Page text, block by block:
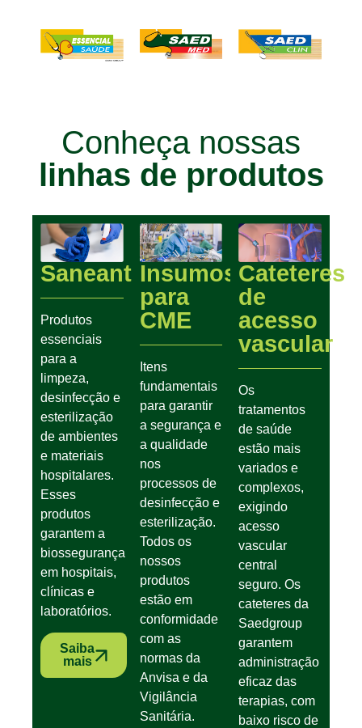
Conheça nossas
linhas de produtos
Saneantes
Produtos
essenciais
para a
limpeza,
desinfecção e
esterilização
de ambientes
e materiais
hospitalares.
Esses
produtos
garantem a
biossegurança
em hospitais,
clínicas e
laboratórios.
Saiba
mais
Insumos
para
CME
Itens
fundamentais
para garantir
a segurança e
a qualidade
nos
processos de
desinfecção e
esterilização.
Todos os
nossos
produtos
estão em
conformidade
com as
normas da
Anvisa e da
Vigilância
Sanitária.
Cateteres
de
acesso
vascular
Os
tratamentos
de saúde
estão mais
variados e
complexos,
exigindo
acesso
vascular
central
seguro. Os
cateteres da
Saedgroup
garantem
administração
eficaz das
terapias, com
baixo risco de